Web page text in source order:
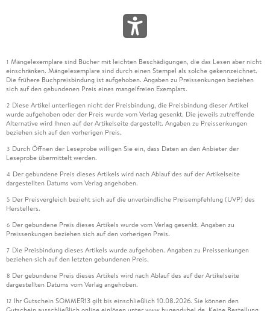
1 Mängelexemplare sind Bücher mit leichten Beschädigungen, die das Lesen aber nicht
einschränken. Mängelexemplare sind durch einen Stempel als solche gekennzeichnet.
Die frühere Buchpreisbindung ist aufgehoben. Angaben zu Preissenkungen beziehen
sich auf den gebundenen Preis eines mangelfreien Exemplars.
2 Diese Artikel unterliegen nicht der Preisbindung, die Preisbindung dieser Artikel
wurde aufgehoben oder der Preis wurde vom Verlag gesenkt. Die jeweils zutreffende
Alternative wird Ihnen auf der Artikelseite dargestellt. Angaben zu Preissenkungen
beziehen sich auf den vorherigen Preis.
3 Durch Öffnen der Leseprobe willigen Sie ein, dass Daten an den Anbieter der
Leseprobe übermittelt werden.
4 Der gebundene Preis dieses Artikels wird nach Ablauf des auf der Artikelseite
dargestellten Datums vom Verlag angehoben.
5 Der Preisvergleich bezieht sich auf die unverbindliche Preisempfehlung (UVP) des
Herstellers.
6 Der gebundene Preis dieses Artikels wurde vom Verlag gesenkt. Angaben zu
Preissenkungen beziehen sich auf den vorherigen Preis.
7 Die Preisbindung dieses Artikels wurde aufgehoben. Angaben zu Preissenkungen
beziehen sich auf den letzten gebundenen Preis.
8 Der gebundene Preis dieses Artikels wird nach Ablauf des auf der Artikelseite
dargestellten Datums vom Verlag angehoben.
12 Ihr Gutschein SOMMER13 gilt bis einschließlich 10.08.2026. Sie können den